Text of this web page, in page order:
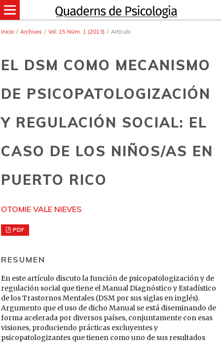
Inicio / Archivos / Vol. 15 Núm. 1 (2013) / Artículo
EL DSM COMO MECANISMO
DE PSICOPATOLOGIZACIÓN
Y REGULACIÓN SOCIAL: EL
CASO DE LOS NIÑOS/AS EN
PUERTO RICO
OTOMIE VALE NIEVES
PDF
RESUMEN
En este artículo discuto la función de psicopatologización y de
regulación social que tiene el Manual Diagnóstico y Estadístico
de los Trastornos Mentales (DSM por sus siglas en inglés).
Argumento que el uso de dicho Manual se está diseminando de
forma acelerada por diversos países, conjuntamente con esas
visiones, produciendo prácticas excluyentes y
psicopatologizantes que tienen como uno de sus resultados